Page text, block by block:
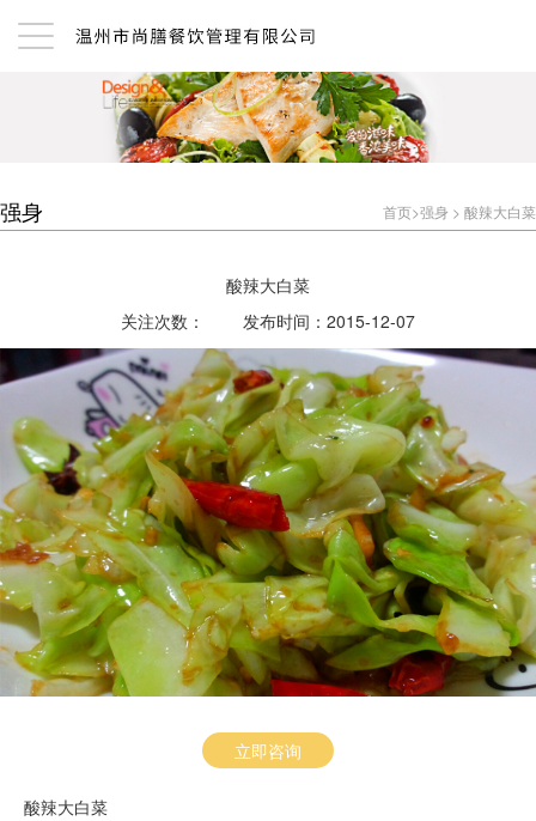
首页>强身 > 酸辣大白菜
强身
酸辣大白菜
关注次数：
发布时间：2015-12-07
立即咨询
酸辣大白菜